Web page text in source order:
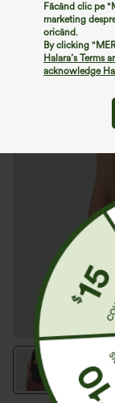
Făcând clic pe
marketing
oricând.
By clicking
Halara’s Terms
acknowledge